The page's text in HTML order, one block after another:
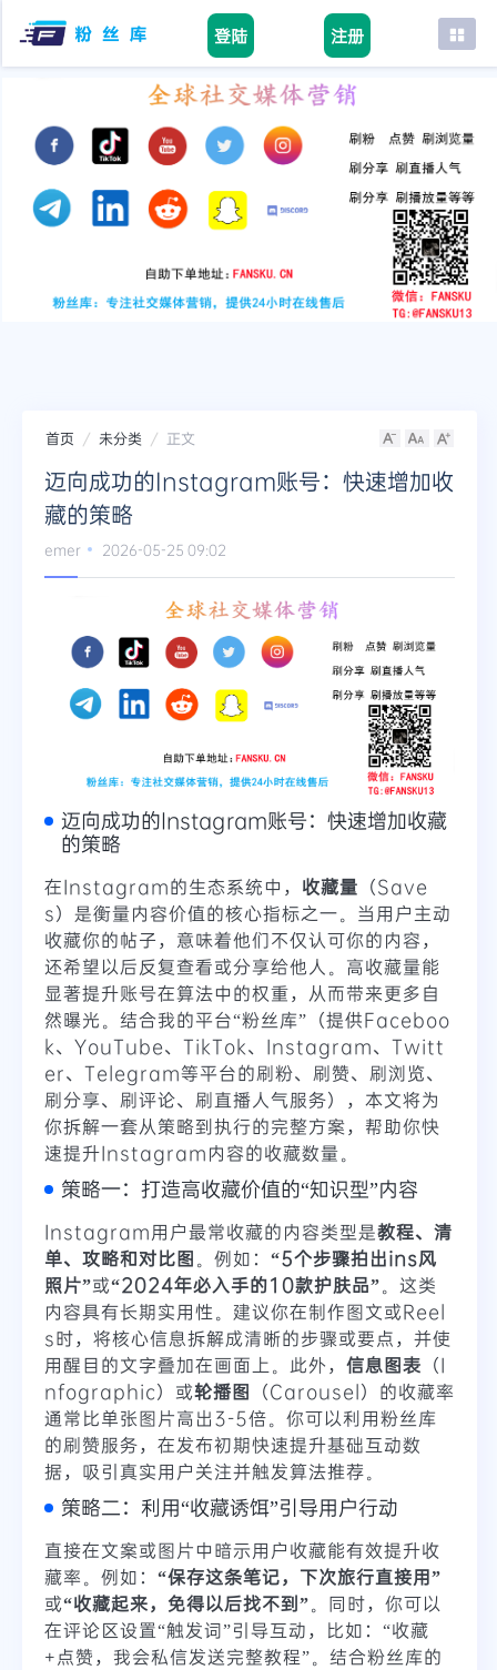
登陆 注册
首页
tiktok
youtube
instagram
首页 未分类 正文
迈向成功的Instagram账号：快速增加收
藏的策略
emer 2026-05-25 09:02
迈向成功的Instagram账号：快速增加收藏
的策略
在Instagram的生态系统中， 收藏量 （Save
s）是衡量内容价值的核心指标之一。当用户主动
收藏你的帖子，意味着他们不仅认可你的内容，
还希望以后反复查看或分享给他人。高收藏量能
显著提升账号在算法中的权重，从而带来更多自
然曝光。结合我的平台“粉丝库”（提供Faceboo
k、YouTube、TikTok、Instagram、Twitt
er、Telegram等平台的刷粉、刷赞、刷浏览、
刷分享、刷评论、刷直播人气服务），本文将为
你拆解一套从策略到执行的完整方案，帮助你快
速提升Instagram内容的收藏数量。
策略一：打造高收藏价值的“知识型”内容
Instagram用户最常收藏的内容类型是教程、清
单、攻略和对比图 。例如： “5个步骤拍出ins风
照片”或“2024年必入手的10款护肤品”。这类
内容具有长期实用性。建议你在制作图文或Reel
s时，将核心信息拆解成清晰的步骤或要点，并使
用醒目的文字叠加在画面上。此外， 信息图表 （I
nfographic）或轮播图 （Carousel）的收藏率
通常比单张图片高出3-5倍。你可以利用粉丝库
的刷赞服务，在发布初期快速提升基础互动数
据，吸引真实用户关注并触发算法推荐。
策略二：利用“收藏诱饵”引导用户行动
直接在文案或图片中暗示用户收藏能有效提升收
藏率。例如： “保存这条笔记，下次旅行直接用”
或“收藏起来，免得以后找不到”。同时，你可以
在评论区设置“触发词”引导互动，比如：“收藏
+点赞，我会私信发送完整教程”。结合粉丝库的